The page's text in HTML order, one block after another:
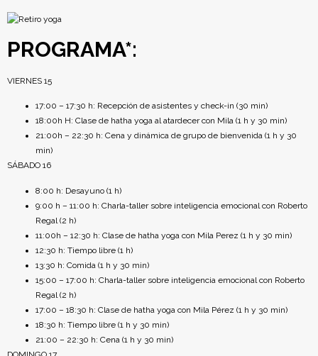
PROGRAMA*:
VIERNES 15
17:00 – 17:30 h: Recepción de asistentes y check-in (30 min)
18:00h H: Clase de hatha yoga al atardecer con Mila (1 h y 30 min)
21:00h – 22:30 h: Cena y dinámica de grupo de bienvenida (1 h y 30
min)
SÁBADO 16
8:00 h: Desayuno (1 h)
9:00 h – 11:00 h: Charla-taller sobre inteligencia emocional con Roberto
Regal (2 h)
11:00h – 12:30 h: Clase de hatha yoga con Mila Perez (1 h y 30 min)
12:30 h: Tiempo libre (1 h)
13:30 h: Comida (1 h y 30 min)
15:00 – 17:00 h: Charla-taller sobre inteligencia emocional con Roberto
Regal (2 h)
17:00 – 18:30 h: Clase de hatha yoga con Mila Pérez (1 h y 30 min)
18:30 h: Tiempo libre (1 h y 30 min)
21:00 – 22:30 h: Cena (1 h y 30 min)